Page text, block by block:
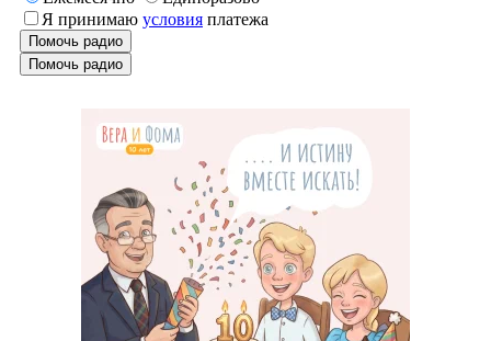
Я принимаю условия платежа
Помочь радио
Помочь радио